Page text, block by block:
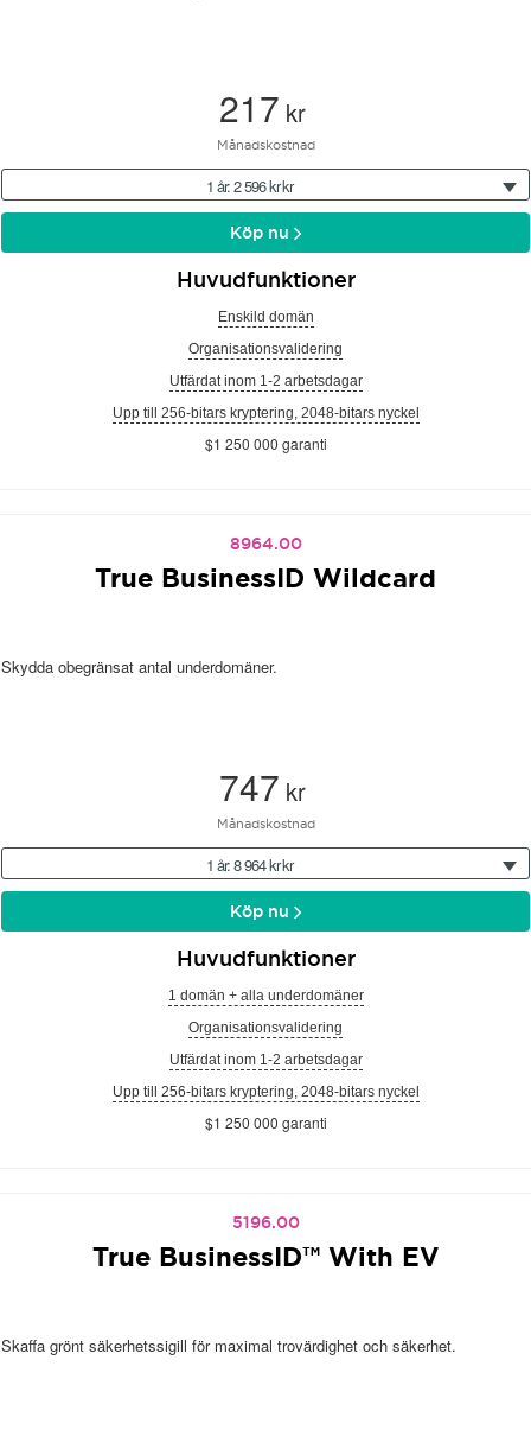
217 kr
Månadskostnad
1 år: 2 596 kr kr
Köp nu
Huvudfunktioner
Enskild domän
Organisationsvalidering
Utfärdat inom 1-2 arbetsdagar
Upp till 256-bitars kryptering, 2048-bitars nyckel
$1 250 000 garanti
8964.00
True BusinessID Wildcard
Skydda obegränsat antal underdomäner.
747 kr
Månadskostnad
1 år: 8 964 kr kr
Köp nu
Huvudfunktioner
1 domän + alla underdomäner
Organisationsvalidering
Utfärdat inom 1-2 arbetsdagar
Upp till 256-bitars kryptering, 2048-bitars nyckel
$1 250 000 garanti
5196.00
True BusinessID™ With EV
Skaffa grönt säkerhetssigill för maximal trovärdighet och säkerhet.